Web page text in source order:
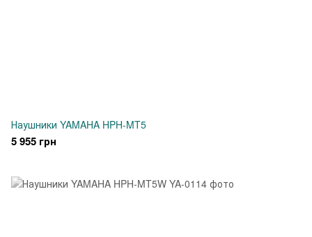
Наушники YAMAHA HPH-MT5
5 955 грн